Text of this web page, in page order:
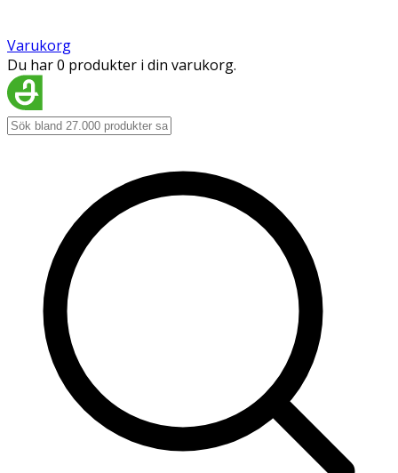
Varukorg
Du har 0 produkter i din varukorg.